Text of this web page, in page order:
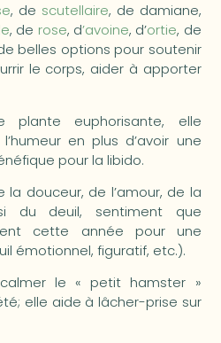
, de scutellaire, de damiane,
, de rose, d’avoine, d’ortie, de
belles options pour soutenir
le corps, aider à apporter
euphorisante, elle
en plus d’avoir une
pour la libido.
douceur, de l’amour, de la
du deuil, sentiment que
cette année pour une
émotionnel, figuratif, etc.).
le « petit hamster »
elle aide à lâcher-prise sur